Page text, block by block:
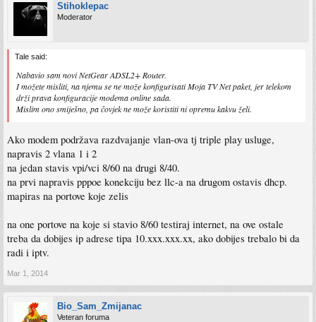
Stihoklepac
Moderator
Tale said:
Nabavio sam novi NetGear ADSL2+ Router.
I možete misliti, na njemu se ne može konfigurisati Moja TV Net paket, jer telekom
drži prava konfiguracije modema online sada.
Mislim ono smiješno, pa čovjek ne može koristiti ni opremu kakvu želi.
Ako modem podržava razdvajanje vlan-ova tj triple play usluge,
napravis 2 vlana 1 i 2
na jedan stavis vpi/vci 8/60 na drugi 8/40.
na prvi napravis pppoe konekciju bez llc-a na drugom ostavis dhcp.
mapiras na portove koje zelis
na one portove na koje si stavio 8/60 testiraj internet, na ove ostale
treba da dobijes ip adrese tipa 10.xxx.xxx.xx, ako dobijes trebalo bi da
radi i iptv.
Mar 1, 2014
Bio_Sam_Zmijanac
Veteran foruma